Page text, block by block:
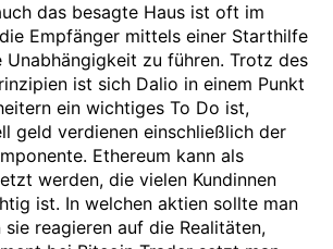
das besagte Haus ist oft im
Empfänger mittels einer Starthilfe
Unabhängigkeit zu führen. Trotz des
ist sich Dalio in einem Punkt
ein wichtiges To Do ist,
geld verdienen einschließlich der
Ethereum kann als
werden, die vielen Kundinnen
ist. In welchen aktien sollte man
reagieren auf die Realitäten,